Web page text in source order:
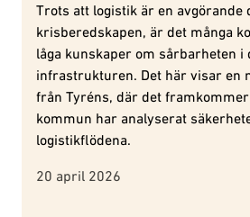
Trots att logistik är en avgörande
krisberedskapen, är det många
låga kunskaper om sårbarheten i
infrastrukturen. Det här visar en
från Tyréns, där det
kommun har analyserat
logistikflödena.
20 april 2026